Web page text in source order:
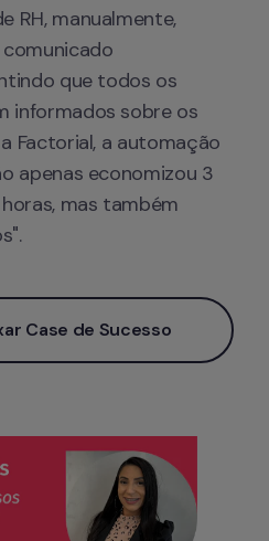
RH, manualmente,
que todos os
informados sobre os
Factorial, a automação
apenas economizou 3
mas também
Case de Sucesso